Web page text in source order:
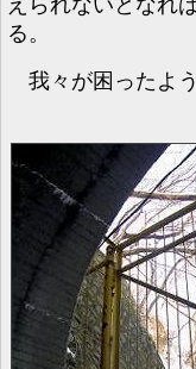
る。
我々が困ったよ